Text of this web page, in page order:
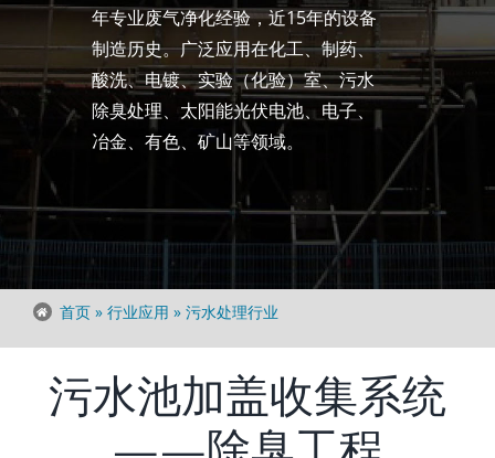
年专业废气净化经验，近15年的设备
制造历史。广泛应用在化工、制药、
酸洗、电镀、实验（化验）室、污水
除臭处理、太阳能光伏电池、电子、
冶金、有色、矿山等领域。
首页» 行业应用 » 污水处理行业
污水池加盖收集系统